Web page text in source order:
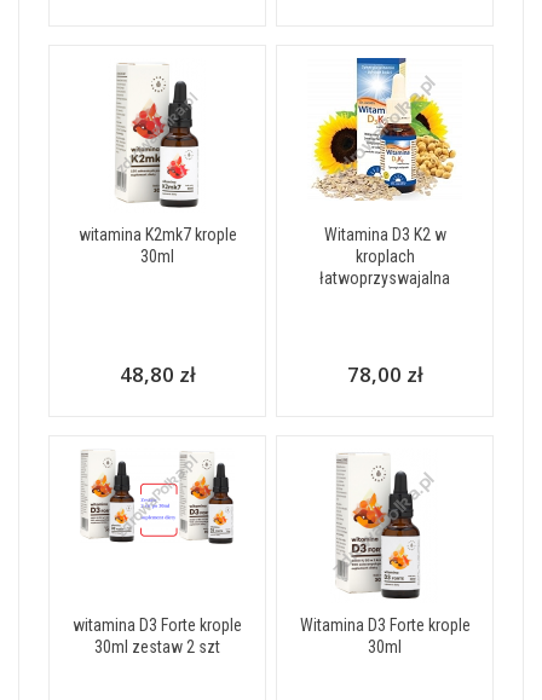
witamina K2mk7 krople
30ml
48,80 zł
Witamina D3 K2 w
kroplach
łatwoprzyswajalna
78,00 zł
witamina D3 Forte krople
30ml zestaw 2 szt
Witamina D3 Forte krople
30ml